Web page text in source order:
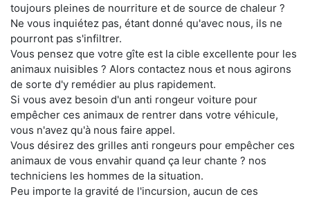
toujours pleines de nourriture et de source de chaleur ?
Ne vous inquiétez pas, étant donné qu'avec nous, ils ne
pourront pas s'infiltrer.
Vous pensez que votre gîte est la cible excellente pour les
animaux nuisibles ? Alors contactez nous et nous agirons
de sorte d'y remédier au plus rapidement.
Si vous avez besoin d'un anti rongeur voiture pour
empêcher ces animaux de rentrer dans votre véhicule,
vous n'avez qu'à nous faire appel.
Vous désirez des grilles anti rongeurs pour empêcher ces
animaux de vous envahir quand ça leur chante ? nos
techniciens les hommes de la situation.
Peu importe la gravité de l'incursion, aucun de ces